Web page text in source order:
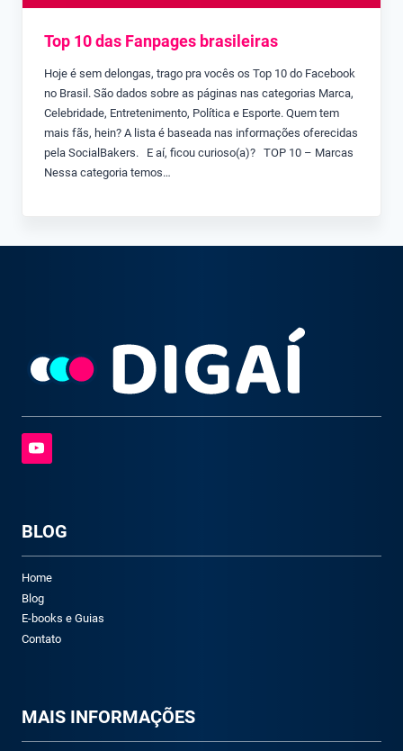
Top 10 das Fanpages brasileiras
Hoje é sem delongas, trago pra vocês os Top 10 do Facebook
no Brasil. São dados sobre as páginas nas categorias Marca,
Celebridade, Entretenimento, Política e Esporte. Quem tem
mais fãs, hein? A lista é baseada nas informações oferecidas
pela SocialBakers. E aí, ficou curioso(a)? TOP 10 – Marcas
Nessa categoria temos…
BLOG
Home
Blog
E-books e Guias
Contato
MAIS INFORMAÇÕES